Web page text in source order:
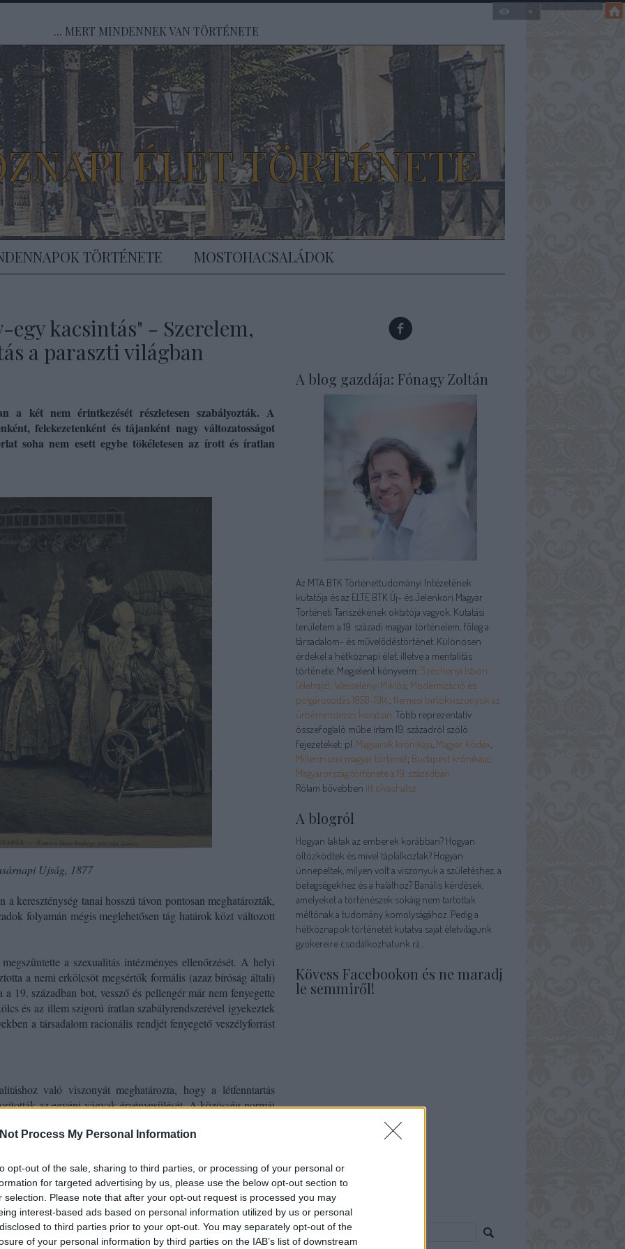
Process My Personal Information
opt-out of the sale, sharing to third parties, or processing of your personal or
for targeted advertising by us, please use the below opt-out section to
selection. Please note that after your opt-out request is processed you may
interest-based ads based on personal information utilized by us or personal
to third parties prior to your opt-out. You may separately opt-out of the
of your personal information by third parties on the IAB’s list of downstream
... MERT MINDENNEK VAN TÖRTÉNETE
ÉLET TÖRTÉNETE
TÖRTÉNETE MOSTOHACSALÁDOK
egy kacsintás" - Szerelem,
a paraszti világban
a két nem érintkezését részletesen szabályozták. A
, felekezetenként és tájanként nagy változatosságot
soha nem esett egybe tökéletesen az írott és íratlan
Ujság, 1877
a kereszténység tanai hosszú távon pontosan meghatározták,
folyamán mégis meglehetősen tág határok közt változott
a szexualitás intézményes ellenőrzését. A helyi
a nemi erkölcsöt megsértők formális (azaz bíróság általi)
19. században bot, vessző és pellengér már nem fenyegette
és az illem szigorú íratlan szabályrendszerével igyekeztek
a társadalom racionális rendjét fenyegető veszélyforrást
való viszonyát meghatározta, hogy a létfenntartás
az egyéni vágyak érvényesülését. A közösség normái
s a
történeteket elbeszélő mesék, a szerelmi varázslások és
hogy a szerelem az egyéni érzésvilágban fontos helyet
azonban a paraszti társadalom csak a házasság előtti rövid
keretek között, és elsősorban a megfelelő élettárs
A blog gazdája: Fónagy Zoltán
Az MTA BTK Történettudományi Intézetének
kutatója és az ELTE BTK Új- és Jelenkori Magyar
Történeti Tanszékének oktatója vagyok. Kutatási
területem a 19. századi magyar történelem, főleg a
társadalom- és művelődéstörténet. Különösen
érdekel a hétköznapi élet, illetve a mentalitás
története. Megjelent könyveim: Széchenyi István
(életrajz); Wesselényi Miklós; Modernizáció és
polgárosodás 1850-1914.; Nemesi birtokviszonyok az
úrbérrendezés korában.Több reprezentatív
összefoglaló műbe írtam 19. századról szóló
fejezeteket: pl. Magyarok krónikája, Magyar kódex,
Millenniumi magyar történet; Budapest krónikája;
Magyarország története a 19. században
Rólam bővebben itt olvashatsz.
A blogról
Hogyan laktak az emberek korábban? Hogyan
öltözködtek és mivel táplálkoztak? Hogyan
ünnepeltek, milyen volt a viszonyuk a születéshez, a
betegségekhez és a halálhoz? Banális kérdések,
amelyeket a történészek sokáig nem tartottak
méltónak a tudomány komolyságához. Pedig a
hétköznapok történetét kutatva saját életvilágunk
gyökereire csodálkozhatunk rá...
Kövess Facebookon és ne maradj
le semmiről!
Keresés